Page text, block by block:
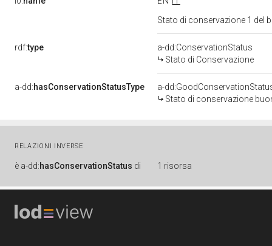
Stato di conservazione 1 del
rdf:type
a-dd:ConservationStatus
Stato di Conservazione
a-dd:hasConservationStatusType
a-
Stato di conservazione
RELAZIONI INVERSE
è a-dd:hasConservationStatus di 1 risorsa